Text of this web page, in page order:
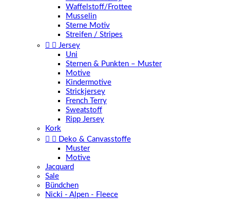
Waffelstoff/Frottee
Musselin
Sterne Motiv
Streifen / Stripes
  Jersey
Uni
Sternen & Punkten – Muster
Motive
Kindermotive
Strickjersey
French Terry
Sweatstoff
Ripp Jersey
Kork
  Deko & Canvasstoffe
Muster
Motive
Jacquard
Sale
Bündchen
Nicki - Alpen - Fleece